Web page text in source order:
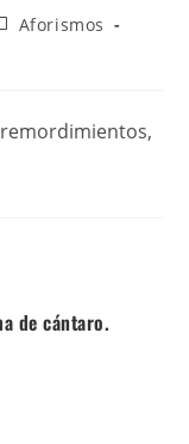
Aforismos
de cántaro.